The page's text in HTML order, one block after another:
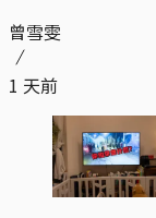
曾雪雯
1 天前